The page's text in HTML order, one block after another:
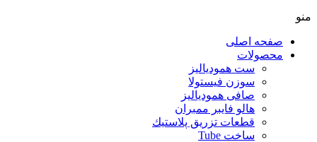
منو
صفحه اصلی
محصولات
ست همودیالیز
سوزن فیستولا
صافی همودیالیز
هالو فایبر ممبران
قطعات تزريق پلاستيك
ساخت Tube